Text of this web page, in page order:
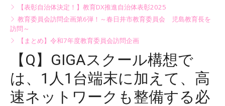
【表彰自治体決定！】教育DX推進自治体表彰2025
教育委員会訪問企画第6弾！～春日井市教育委員会 児島教育長を
訪問～
【まとめ】令和7年度教育委員会訪問企画
【Q】GIGAスクール構想で
は、1人1台端末に加えて、高
速ネットワークも整備する必